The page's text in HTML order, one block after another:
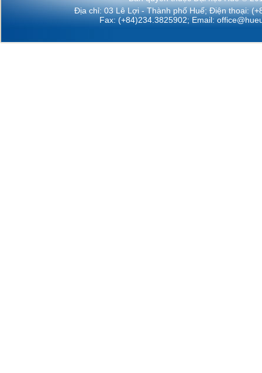
Địa chỉ: 03 Lê Lợi - Thành phố Huế; Điện thoại:
Fax: (+84)234.3825902; Email: